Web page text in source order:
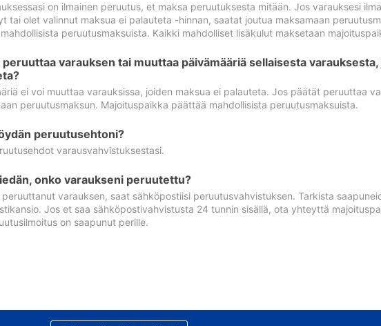
on ilmainen peruutus, et maksa peruutuksesta mitään. Jos varauksesi
tai olet valinnut maksua ei palauteta -hinnan, saatat joutua maksamaan
peruutusmaksuista. Kaikki mahdolliset lisäkulut maksetaan
varauksen tai muuttaa päivämääriä sellaisesta varauksesta,
ei voi muuttaa varauksissa, joiden maksua ei palauteta. Jos päätät peruuttaa
peruutusmaksun. Majoituspaikka päättää mahdollisista peruutusmaksuista.
peruutusehtoni?
varausvahvistuksestasi.
onko varaukseni peruutettu?
peruuttanut varauksen, saat sähköpostiisi peruutusvahvistuksen. Tarkista
Jos et saa sähköpostivahvistusta 24 tunnin sisällä, ota yhteyttä
on saapunut perille.